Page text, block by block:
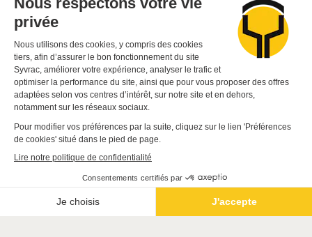
avec traçabilité des utilisations et gestion des
stocks.
SYVRAC
Parc d’activité de la Tourelle,
22400LAMBALLE ARMOR
Bretagne